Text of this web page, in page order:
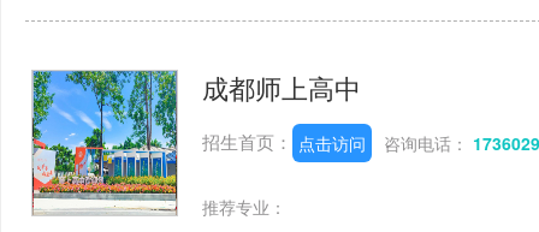
成都师上高中
招生首页： 点击访问 咨询电话：
推荐专业：